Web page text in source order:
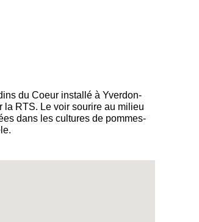
du Coeur installé à Yverdon-
la RTS. Le voir sourire au milieu
dans les cultures de pommes-